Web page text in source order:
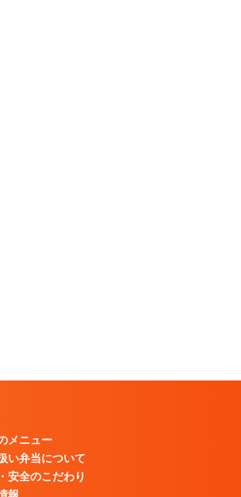
メニュー
い弁当について
安全のこだわり
報